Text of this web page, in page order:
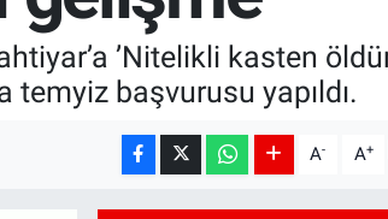
’Nitelikli kasten
temyiz başvurusu yapıldı.
A- A+